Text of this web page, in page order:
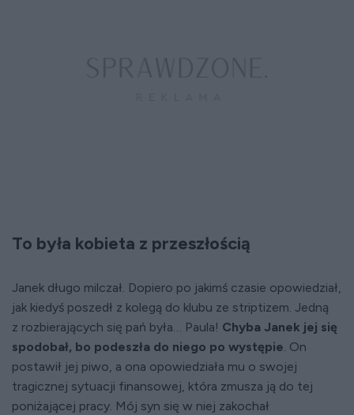
To była kobieta z przeszłością
Janek długo milczał. Dopiero po jakimś czasie opowiedział,
jak kiedyś poszedł z kolegą do klubu ze striptizem. Jedną
z rozbierających się pań była… Paula! Chyba Janek jej się
spodobał, bo podeszła do niego po występie. On
postawił jej piwo, a ona opowiedziała mu o swojej
tragicznej sytuacji finansowej, która zmusza ją do tej
poniżającej pracy. Mój syn się w niej zakochał